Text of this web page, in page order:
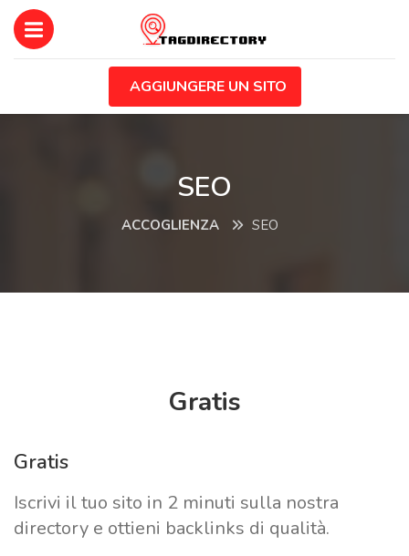
AGGIUNGERE UN SITO
SEO
ACCOGLIENZA SEO
Gratis
Gratis
Iscrivi il tuo sito in 2 minuti sulla nostra
directory e ottieni backlinks di qualità.